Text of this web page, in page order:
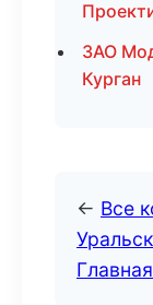
ЗАО
Курган
← Все